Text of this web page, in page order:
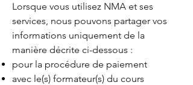
Lorsque vous utilisez NMA et ses
services, nous pouvons partager vos
informations uniquement de la
manière décrite ci-dessous :
pour la procédure de paiement
avec le(s) formateur(s) du cours